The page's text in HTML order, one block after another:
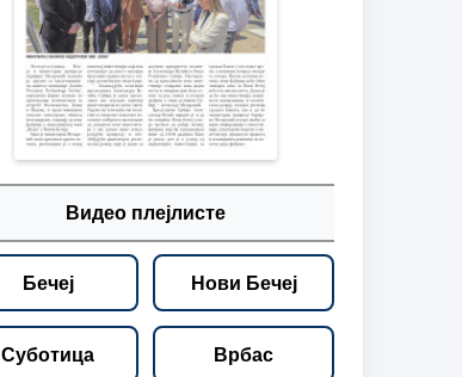
Видео плејлисте
Бечеј Нови Бечеј
Суботица Врбас